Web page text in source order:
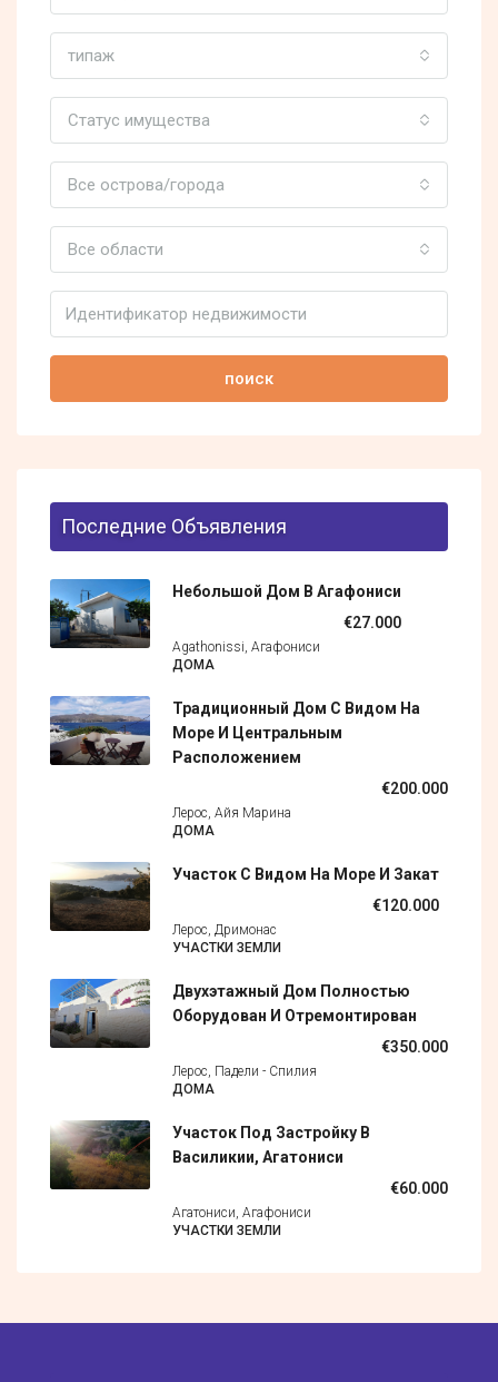
типаж
Статус имущества
Все острова/города
Все области
поиск
Последние Объявления
Небольшой Дом В Агафониси
€27.000
Agathonissi, Агафониси
ДОМА
Традиционный Дом С Видом На
Море И Центральным
Расположением
€200.000
Лерос, Айя Марина
ДОМА
Участок С Видом На Море И Закат
€120.000
Лерос, Дримонас
УЧАСТКИ ЗЕМЛИ
Двухэтажный Дом Полностью
Оборудован И Отремонтирован
€350.000
Лерос, Падели - Спилия
ДОМА
Участок Под Застройку В
Василикии, Агатониси
€60.000
Агатониси, Агафониси
УЧАСТКИ ЗЕМЛИ